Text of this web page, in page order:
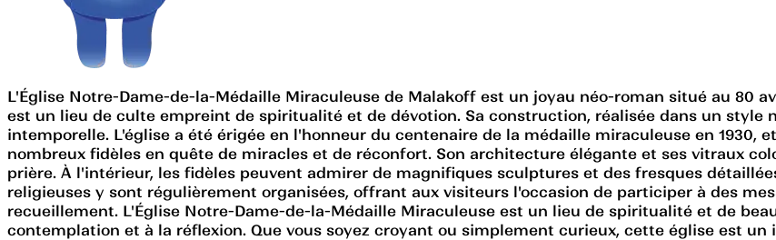
L'Église Notre-Dame-de-la-Médaille Miraculeuse de Malakoff est un joyau néo-roman situé au 80
est un lieu de culte empreint de spiritualité et de dévotion. Sa construction, réalisée dans un style
intemporelle. L'église a été érigée en l'honneur du centenaire de la médaille miraculeuse en 1930,
nombreux fidèles en quête de miracles et de réconfort. Son architecture élégante et ses vitraux
prière. À l'intérieur, les fidèles peuvent admirer de magnifiques sculptures et des fresques
religieuses y sont régulièrement organisées, offrant aux visiteurs l'occasion de participer à des
recueillement. L'Église Notre-Dame-de-la-Médaille Miraculeuse est un lieu de spiritualité et de
contemplation et à la réflexion. Que vous soyez croyant ou simplement curieux, cette église est